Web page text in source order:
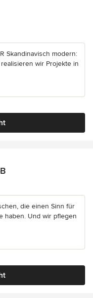
Sternen
Skandinavisch modern:
wir Projekte in
Sternen
die einen Sinn für
haben. Und wir pflegen